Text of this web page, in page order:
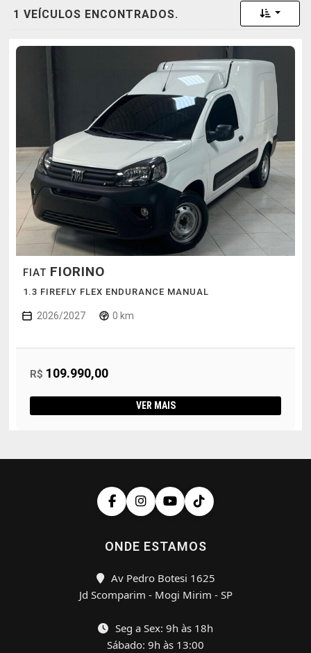
1 VEÍCULOS ENCONTRADOS. Toggle
FIAT FIORINO
1.3 FIREFLY FLEX ENDURANCE MANUAL
2026/2027 0 km
R$ 109.990,00
VER MAIS
ONDE ESTAMOS
Av Pedro Botesi 1625
Jd Scomparim - Mogi Mirim - SP
Seg a Sex: 9h às 18h
Sábado: 9h às 13:00